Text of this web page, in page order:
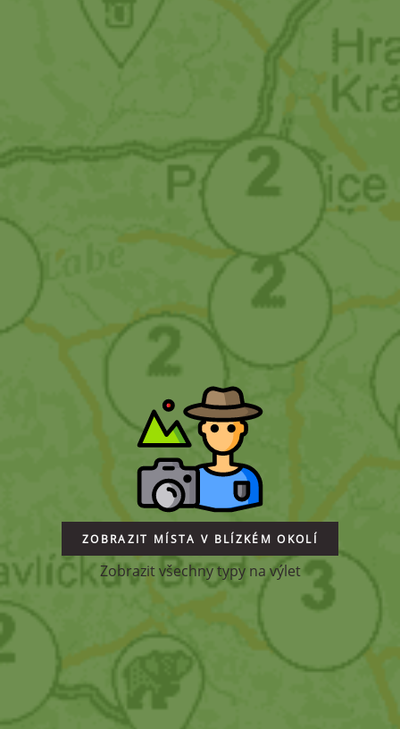
ZOBRAZIT MÍSTA V BLÍZKÉM OKOLÍ
Zobrazit všechny typy na výlet